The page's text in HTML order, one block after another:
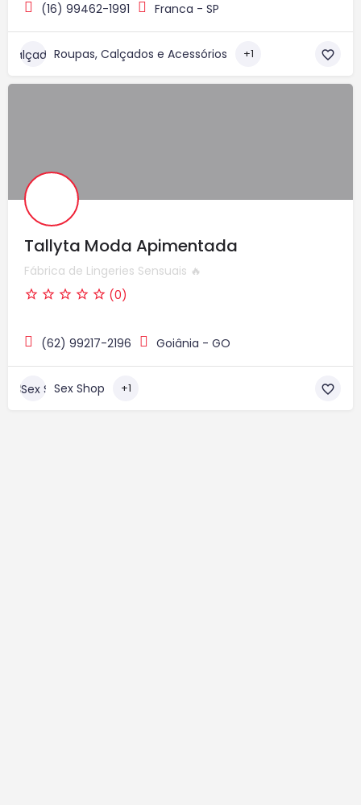
(16) 99462-1991 Franca - SP
Roupas, Calçados e Acessórios +1
Tallyta Moda Apimentada
Fábrica de Lingeries Sensuais 🔥
(0)
(62) 99217-2196 Goiânia - GO
Sex Shop +1